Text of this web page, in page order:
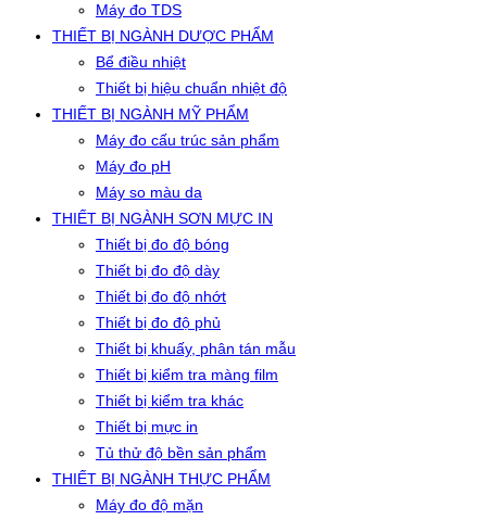
Máy đo TDS
THIẾT BỊ NGÀNH DƯỢC PHẨM
Bể điều nhiệt
Thiết bị hiệu chuẩn nhiệt độ
THIẾT BỊ NGÀNH MỸ PHẨM
Máy đo cấu trúc sản phẩm
Máy đo pH
Máy so màu da
THIẾT BỊ NGÀNH SƠN MỰC IN
Thiết bị đo độ bóng
Thiết bị đo độ dày
Thiết bị đo độ nhớt
Thiết bị đo độ phủ
Thiết bị khuấy, phân tán mẫu
Thiết bị kiểm tra màng film
Thiết bị kiểm tra khác
Thiết bị mực in
Tủ thử độ bền sản phẩm
THIẾT BỊ NGÀNH THỰC PHẨM
Máy đo độ mặn